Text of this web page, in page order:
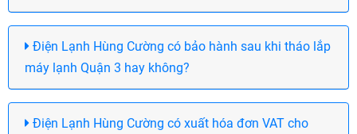
Điện Lạnh Hùng Cường có bảo hành sau khi tháo lắp
máy lạnh Quận 3 hay không?
Điện Lạnh Hùng Cường có xuất hóa đơn VAT cho